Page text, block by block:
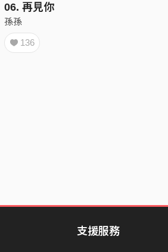
06. 再見你
孫孫
136
支援服務